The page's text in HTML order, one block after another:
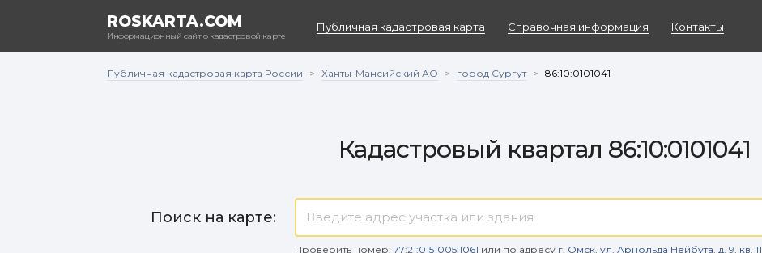
ROSKARTA.COM
Информационный сайт о кадастровой карте
Публичная кадастровая карта Справочная информация Контакты
Публичная кадастровая карта России > Ханты-Мансийский АО > город Сургут > 86:10:0101041
Кадастровый квартал 86:10:0101041
Поиск на карте:
Проверить номер: 77:21:0151005:1061 или по адресу г. Омск, ул. Арнольда Нейбута, д. 9, кв. 11